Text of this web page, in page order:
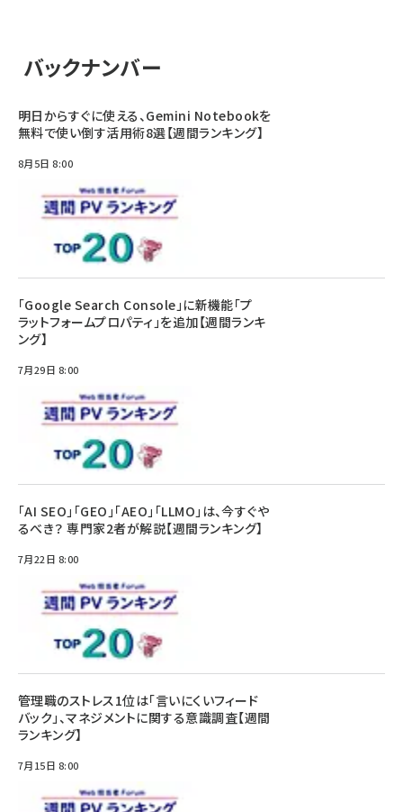
バックナンバー
明日からすぐに使える、Gemini Notebookを
無料で使い倒す活用術8選【週間ランキング】
8月5日 8:00
「Google Search Console」に新機能「プ
ラットフォームプロパティ」を追加【週間ランキ
ング】
7月29日 8:00
「AI SEO」「GEO」「AEO」「LLMO」は、今すぐや
るべき？ 専門家2者が解説【週間ランキング】
7月22日 8:00
管理職のストレス1位は「言いにくいフィード
バック」、マネジメントに関する意識調査【週間
ランキング】
7月15日 8:00